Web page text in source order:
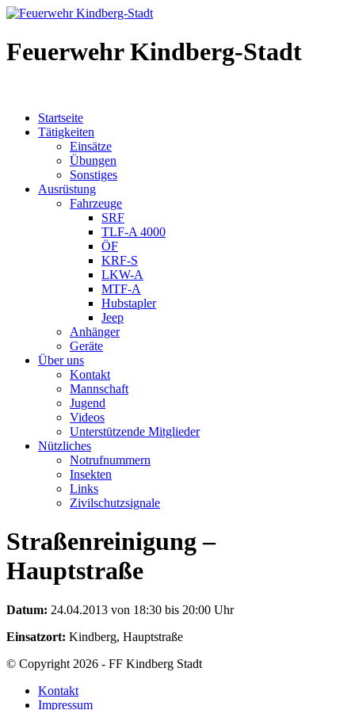
Feuerwehr Kindberg-Stadt
Startseite
Tätigkeiten
Einsätze
Übungen
Sonstiges
Ausrüstung
Fahrzeuge
SRF
TLF-A 4000
ÖF
KRF-S
LKW-A
MTF-A
Hubstapler
Jeep
Anhänger
Geräte
Über uns
Kontakt
Mannschaft
Jugend
Videos
Unterstützende Mitglieder
Nützliches
Notrufnummern
Insekten
Links
Zivilschutzsignale
Straßenreinigung –
Hauptstraße
Datum: 24.04.2013 von 18:30 bis 20:00 Uhr
Einsatzort: Kindberg, Hauptstraße
© Copyright 2026 - FF Kindberg Stadt
Kontakt
Impressum